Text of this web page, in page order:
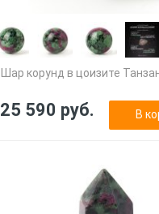
Шар корунд в цоизите
25 590 руб. В